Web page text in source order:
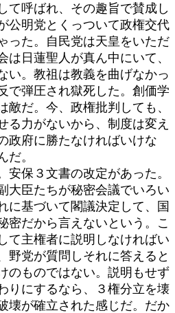
て呼ばれ、その趣旨で賛成し
公明党とくっついて政権交代
った。自民党は天皇をいただ
は日蓮聖人が真ん中にいて、
い。教祖は教義を曲げなかっ
で弾圧され獄死した。創価学
敵だ。今、政権批判しても、
る力がないから、制度は変え
政府に勝たなければいけな
だ。
保３文書の改定があった。
大臣たちが秘密会議でいろい
に基づいて閣議決定して、国
密だから言えないという。こ
て主権者に説明しなければい
野党が質問しそれに答えると
のものではない。説明もせず
りにするなら、３権分立を壊
壊が確立された感じだ。だか